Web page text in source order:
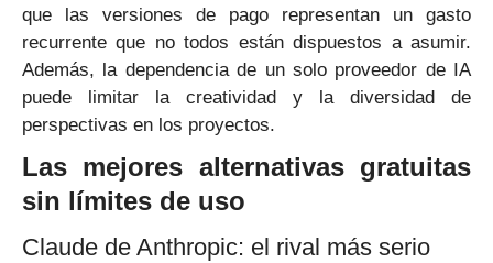
que las versiones de pago representan un gasto
recurrente que no todos están dispuestos a asumir.
Además, la dependencia de un solo proveedor de IA
puede limitar la creatividad y la diversidad de
perspectivas en los proyectos.
Las mejores alternativas gratuitas
sin límites de uso
Claude de Anthropic: el rival más serio